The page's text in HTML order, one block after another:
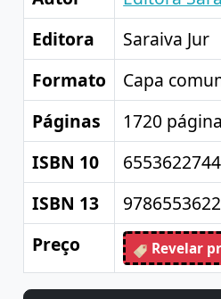
Editora
Saraiva Jur
Formato
Capa
Páginas
1720
ISBN 10
6553622744
ISBN 13
Preço
Revelar